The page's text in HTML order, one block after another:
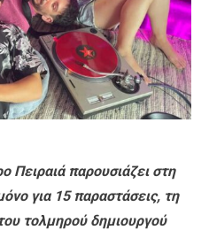
Πειραιά παρουσιάζει στη
για 15 παραστάσεις, τη
τολμηρού δημιουργού